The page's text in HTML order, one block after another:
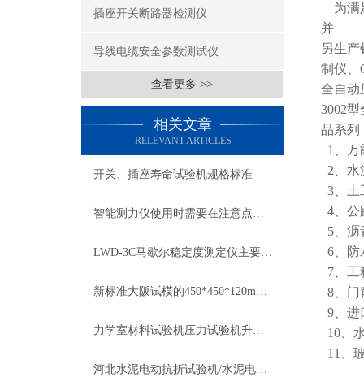
插座开关断路器检测仪
导线电缆安全参数测试仪
查看更多 >>
相关文章
RELEVANT ARTICLES
开关、插座寿命试验机规格标准
智能测力仪使用时需要在注意点什么？
LWD-3C马歇尔稳定度测定仪主要技术参数
新标准大阪试模的450*450*120mm应用领域
力学室材料试验机压力试验机升级为恒应力电脑控制
河北水泥电动抗折试验机/水泥电动抗折试验机标准
为满
并
另生产
制仪、
全自动
3002
品系列
1、
2、水
3、土
4、公
5、沥
6、防
7、工
8、门
9、进
10、
11、